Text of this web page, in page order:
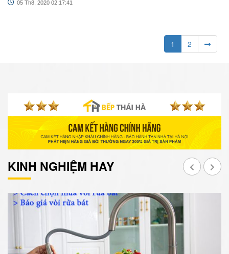
05 Th8, 2020 02:17:41
1 2
KINH NGHIỆM HAY